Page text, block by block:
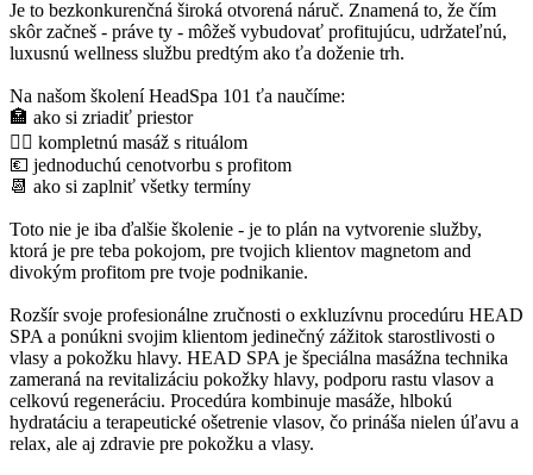
Je to bezkonkurenčná široká otvorená náruč. Znamená to, že čím
skôr začneš - práve ty - môžeš vybudovať profitujúcu, udržateľnú,
luxusnú wellness službu predtým ako ťa doženie trh.
Na našom školení HeadSpa 101 ťa naučíme:
🏣 ako si zriadiť priestor
💆‍♀️ kompletnú masáž s rituálom
💶 jednoduchú cenotvorbu s profitom
📆 ako si zaplniť všetky termíny
Toto nie je iba ďalšie školenie - je to plán na vytvorenie služby,
ktorá je pre teba pokojom, pre tvojich klientov magnetom and
divokým profitom pre tvoje podnikanie.
Rozšír svoje profesionálne zručnosti o exkluzívnu procedúru HEAD
SPA a ponúkni svojim klientom jedinečný zážitok starostlivosti o
vlasy a pokožku hlavy. HEAD SPA je špeciálna masážna technika
zameraná na revitalizáciu pokožky hlavy, podporu rastu vlasov a
celkovú regeneráciu. Procedúra kombinuje masáže, hlbokú
hydratáciu a terapeutické ošetrenie vlasov, čo prináša nielen úľavu a
relax, ale aj zdravie pre pokožku a vlasy.